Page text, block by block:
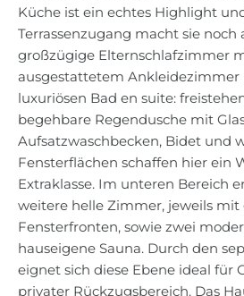
Küche ist ein echtes Highlight
Terrassenzugang macht sie noch
großzügige Elternschlafzimmer
ausgestattetem Ankleidezimmer
luxuriösen Bad en suite:
begehbare Regendusche mit
Aufsatzwaschbecken, Bidet und
Fensterflächen schaffen hier ein
Extraklasse. Im unteren Bereich
weitere helle Zimmer, jeweils mit
Fensterfronten, sowie zwei
hauseigene Sauna. Durch den
eignet sich diese Ebene ideal für
privater Rückzugsbereich. Das